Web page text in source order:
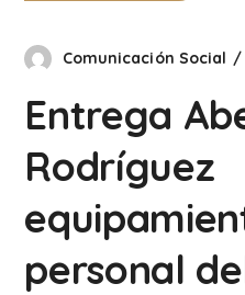
Comunicación Social
Entrega
Rodríguez
personal